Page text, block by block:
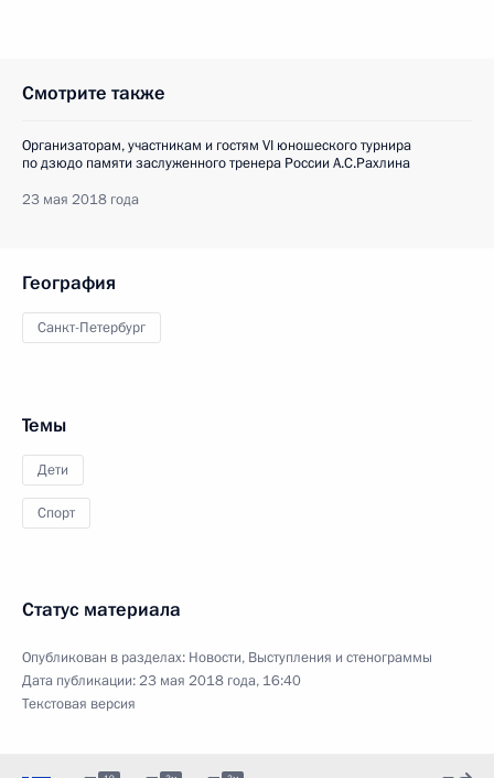
Смотрите также
Организаторам, участникам и гостям VI юношеского турнира
по дзюдо памяти заслуженного тренера России А.С.Рахлина
23 мая 2018 года
География
Санкт-Петербург
Темы
Дети
Спорт
Статус материала
Опубликован в разделах: Новости, Выступления и стенограммы
Дата публикации:23 мая 2018 года, 16:40
Текстовая версия